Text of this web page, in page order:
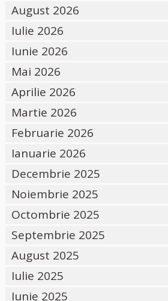
August 2026
Iulie 2026
Iunie 2026
Mai 2026
Aprilie 2026
Martie 2026
Februarie 2026
Ianuarie 2026
Decembrie 2025
Noiembrie 2025
Octombrie 2025
Septembrie 2025
August 2025
Iulie 2025
Iunie 2025